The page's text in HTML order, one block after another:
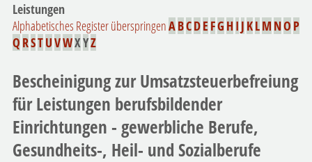
Leistungen
Alphabetisches Register überspringenABCDE FG H I J KLM NO P
Q RSTUVWXYZ
Bescheinigung zur Umsatzsteuerbefreiung
für Leistungen berufsbildender
Einrichtungen - gewerbliche Berufe,
Gesundheits-, Heil- und Sozialberufe